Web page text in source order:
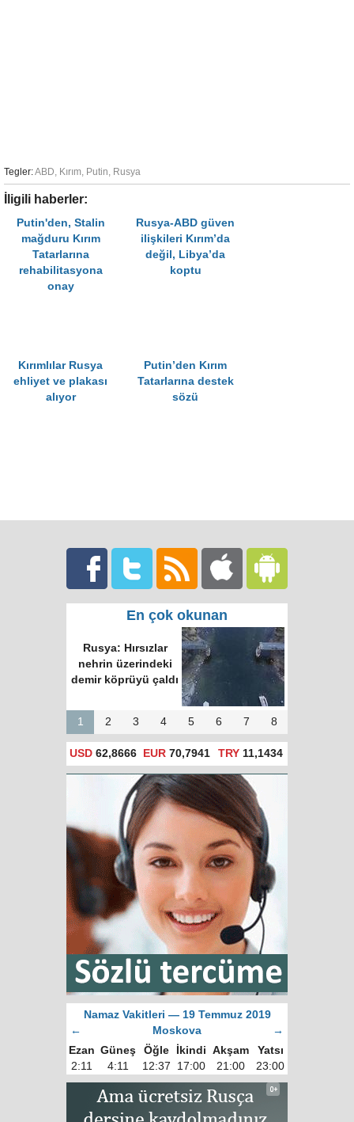
Tegler:ABD, Kırım, Putin, Rusya
İligili haberler:
Putin'den, Stalin
mağduru Kırım
Tatarlarına
rehabilitasyona
onay
Rusya-ABD güven
ilişkileri Kırım’da
değil, Libya’da
koptu
Kırımlılar Rusya
ehliyet ve plakası
alıyor
Putin’den Kırım
Tatarlarına destek
sözü
En çok okunan
Rusya: Hırsızlar
nehrin üzerindeki
demir köprüyü çaldı
1 2 3 4 5 6 7 8
USD 62,8666 EUR 70,7941 TRY 11,1434
Namaz Vakitleri — 19 Temmuz 2019
←
Moskova
→
Ezan Güneş Öğle İkindi Akşam
Yatsı
2:11
4:11 12:37 17:00 21:00 23:00